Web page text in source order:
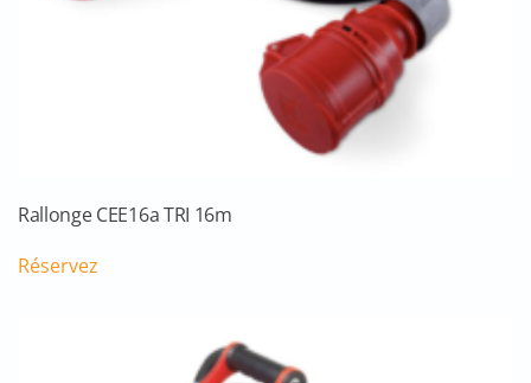
Rallonge CEE16a TRI 16m
Réservez